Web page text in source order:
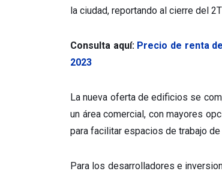
la ciudad, reportando al cierre del
Consulta aquí:Precio de renta
2023
La nueva oferta de edificios se
un área comercial, con mayores
para facilitar espacios de trabajo
Para los desarrolladores e